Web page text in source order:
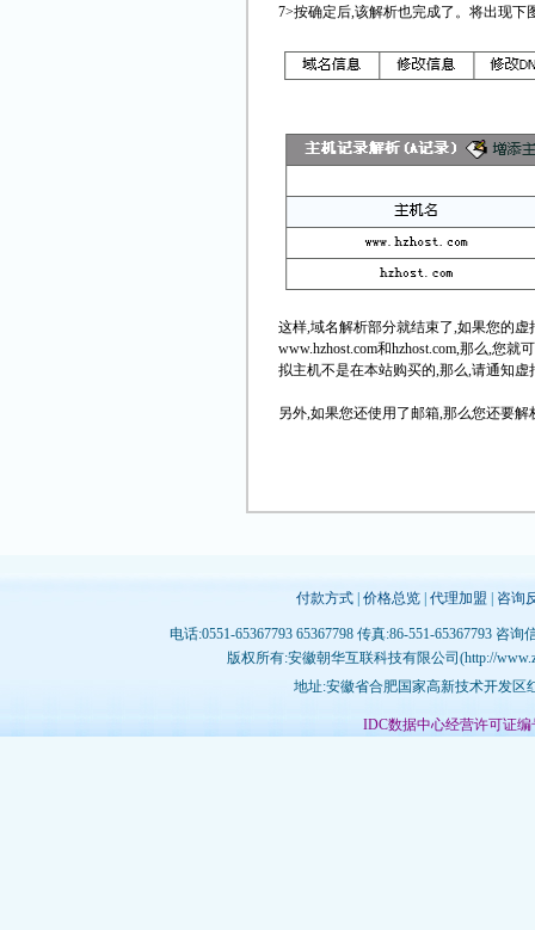
7>按确定后,该解析也完成了。将出现下
这样,域名解析部分就结束了,如果您的
www.hzhost.com和hzhost.com,那么,您就
拟主机不是在本站购买的,那么,请通知
另外,如果您还使用了邮箱,那么您还要
付款方式 价格总览 代理加盟 咨询
电话:0551-65367793 65367798 传真:86-551-65367793 咨询
版权所有:安徽朝华互联科技有限公司(http://
地址:安徽省合肥国家高新技术开发区
IDC数据中心经营许可证